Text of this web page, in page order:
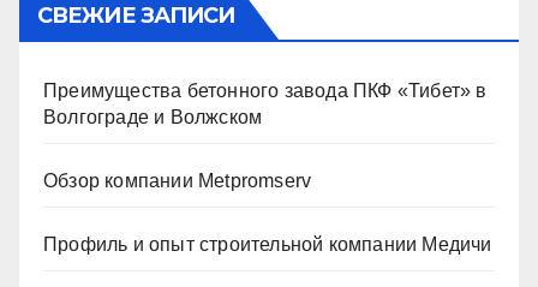
СВЕЖИЕ ЗАПИСИ
Преимущества бетонного завода ПКФ «Тибет» в
Волгограде и Волжском
Обзор компании Metpromserv
Профиль и опыт строительной компании Медичи